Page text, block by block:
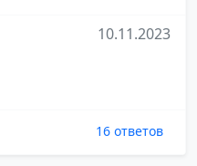
10.11.2023
16 ответов